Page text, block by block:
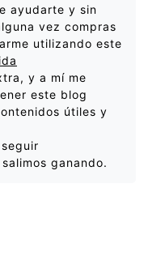
ayudarte y sin
vez compras
utilizando este
y a mí me
este blog
útiles y
ganando.